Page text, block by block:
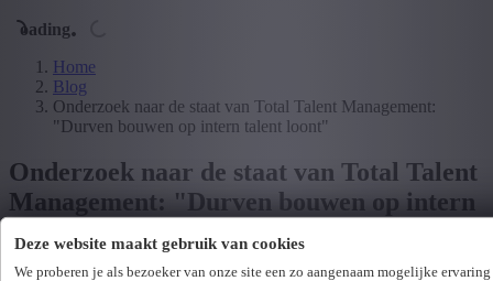
Deze website maakt gebruik van cookies
We proberen je als bezoeker van onze site een zo aangenaam mogelijke
Loading...
Home
Blog
Onderzoek naar de staat van Total Talent Management:
"Durven bouwen op intern talent loont"
Onderzoek naar de staat van Total Talent
Management: "Durven bouwen op intern
talent loont"